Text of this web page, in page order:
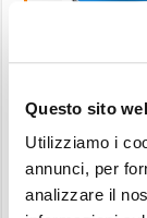
Questo sito
Utilizziamo i
annunci, per
analizzare il
Privato